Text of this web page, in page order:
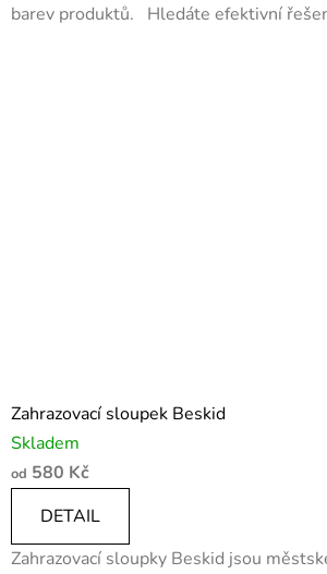
barev produktů. Hledáte efektivní
Zahrazovací sloupek Beskid
Skladem
od 580 Kč
DETAIL
Zahrazovací sloupky Beskid jsou